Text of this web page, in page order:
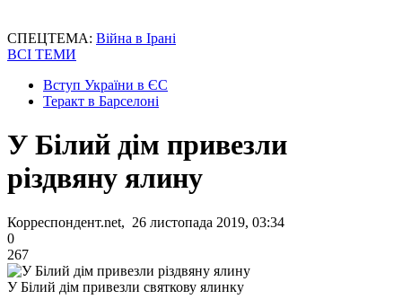
СПЕЦТЕМА: Війна в Ірані
ВСІ ТЕМИ
Вступ України в ЄС
Теракт в Барселоні
У Білий дім привезли
різдвяну ялину
Корреспондент.net, 26 листопада 2019, 03:34
0
267
У Білий дім привезли святкову ялинку